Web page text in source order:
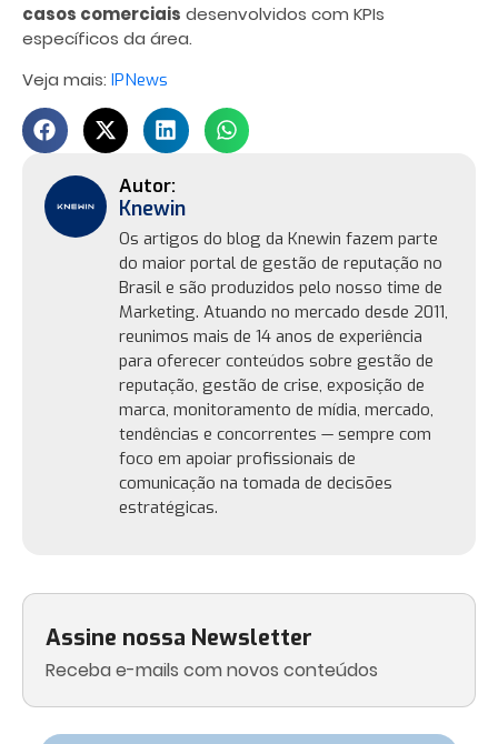
Assine nossa Newsletter
Receba e-mails com novos conteúdos
casos comerciais desenvolvidos com KPIs
específicos da área.
Veja mais: IPNews
Knewin
Os artigos do blog da Knewin fazem parte
do maior portal de gestão de reputação no
Brasil e são produzidos pelo nosso time de
Marketing. Atuando no mercado desde 2011,
reunimos mais de 14 anos de experiência
para oferecer conteúdos sobre gestão de
reputação, gestão de crise, exposição de
marca, monitoramento de mídia, mercado,
tendências e concorrentes — sempre com
foco em apoiar profissionais de
comunicação na tomada de decisões
estratégicas.